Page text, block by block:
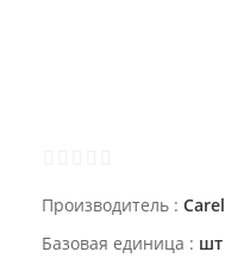
Производитель
Carel
Базовая единица
шт